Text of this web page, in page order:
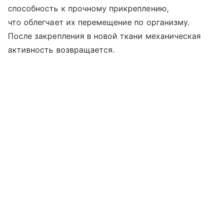
способность к прочному прикреплению,
что облегчает их перемещение по организму.
После закрепления в новой ткани механическая
активность возвращается.